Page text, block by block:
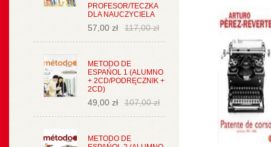
PROFESOR/TECZKA
DLA NAUCZYCIELA
57,00 zł 117,00 zł
METODO DE
ESPAŃOL 1 (ALUMNO
+ 2CD/PODRĘCZNIK +
2CD)
49,00 zł 107,00 zł
METODO DE